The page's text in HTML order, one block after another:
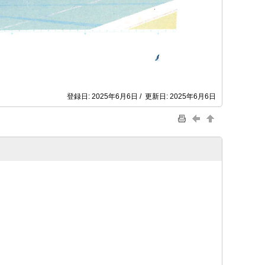
登録日: 2025年6月6日 / 更新日: 2025年6月6日